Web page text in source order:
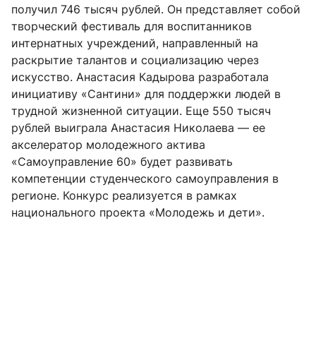
получил 746 тысяч рублей. Он представляет собой
творческий фестиваль для воспитанников
интернатных учреждений, направленный на
раскрытие талантов и социализацию через
искусство. Анастасия Кадырова разработала
инициативу «Сантини» для поддержки людей в
трудной жизненной ситуации. Еще 550 тысяч
рублей выиграла Анастасия Николаева — ее
акселератор молодежного актива
«Самоуправление 60» будет развивать
компетенции студенческого самоуправления в
регионе. Конкурс реализуется в рамках
национального проекта «Молодежь и дети».